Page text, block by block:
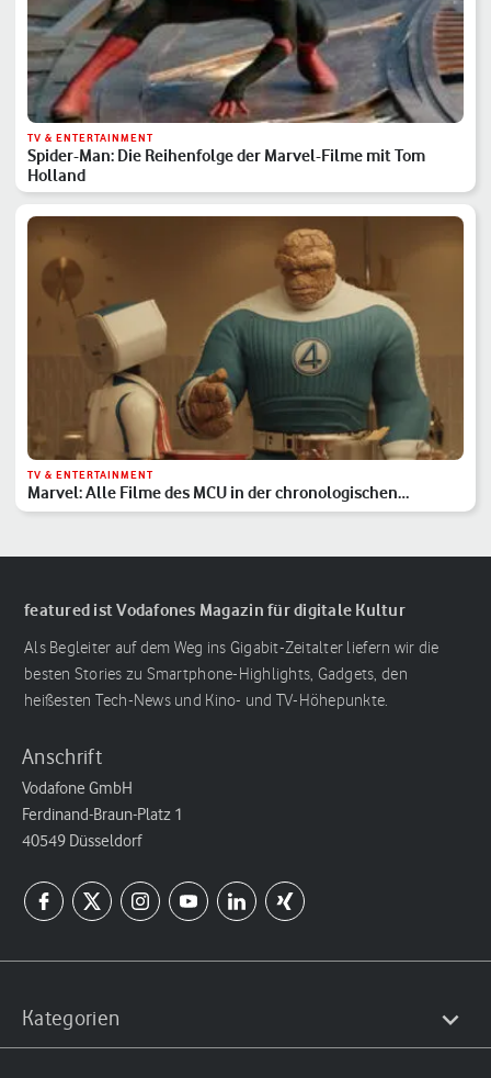
TV & ENTERTAINMENT
Spider-Man: Die Reihenfolge der Marvel-Filme mit Tom
Holland
TV & ENTERTAINMENT
Marvel: Alle Filme des MCU in der chronologischen
Reihenfolge
featured ist Vodafones Magazin für digitale Kultur
Als Begleiter auf dem Weg ins Gigabit-Zeitalter liefern wir die
besten Stories zu Smartphone-Highlights, Gadgets, den
heißesten Tech-News und Kino- und TV-Höhepunkte.
Anschrift
Vodafone GmbH
Ferdinand-Braun-Platz 1
40549 Düsseldorf
Kategorien